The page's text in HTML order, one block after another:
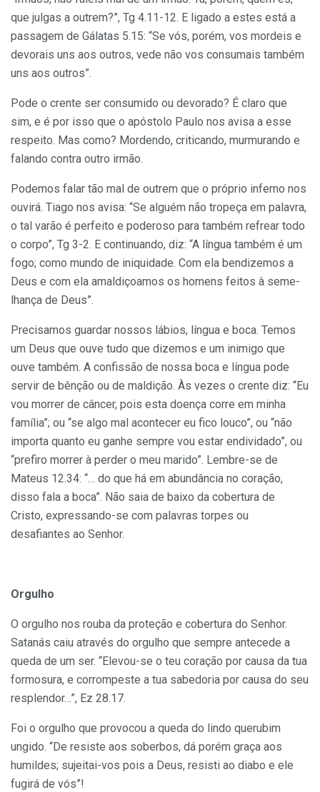
que julgas a outrem?”, Tg 4.11-12. E ligado a estes está a
passagem de Gálatas 5.15: “Se vós, porém, vos mordeis e
devorais uns aos outros, vede não vos consumais também
uns aos outros”.
Pode o crente ser consumido ou devorado? É claro que
sim, e é por isso que o apóstolo Paulo nos avisa a esse
respeito. Mas como? Morden­do, criticando, murmurando e
falando contra outro irmão.
Podemos falar tão mal de outrem que o próprio inferno nos
ouvirá. Tiago nos avisa: “Se alguém não tropeça em palavra,
o tal varão é perfeito e poderoso para também refrear todo
o corpo”, Tg 3-2. E continuando, diz: “A língua também é um
fogo; como mundo de iniquidade. Com ela bendizemos a
Deus e com ela amaldiçoamos os homens feitos à seme­
lhança de Deus”.
Precisamos guardar nossos lábios, língua e boca. Temos
um Deus que ouve tudo que dizemos e um inimigo que
ouve também. A confissão de nossa boca e língua pode
servir de bênção ou de maldição. Às vezes o crente diz: “Eu
vou morrer de câncer, pois esta doença corre em minha
família”; ou “se algo mal acontecer eu fico louco”, ou “não
importa quan­to eu ganhe sempre vou estar endividado”, ou
“prefiro morrer à perder o meu marido”. Lembre-se de
Mateus 12.34: “… do que há em abundância no coração,
disso fala a boca”. Não saia de baixo da cobertura de
Cristo, expressando-se com palavras torpes ou
desafiantes ao Senhor.
Orgulho
O orgulho nos rouba da proteção e cobertura do Senhor.
Satanás caiu através do orgulho que sempre antecede a
queda de um ser. “Elevou-se o teu coração por causa da tua
formosura, e corrompeste a tua sabedoria por causa do seu
resplendor…”, Ez 28.17.
Foi o orgulho que provocou a queda do lindo querubim
ungido. “De resiste aos soberbos, dá porém graça aos
humildes; sujeitai-vos pois a Deus, resisti ao diabo e ele
fugirá de vós”!